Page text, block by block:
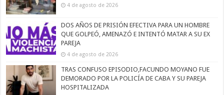
4 de agosto de 2026
DOS AÑOS DE PRISIÓN EFECTIVA PARA UN HOMBRE
QUE GOLPEÓ, AMENAZÓ E INTENTÓ MATAR A SU EX
PAREJA
4 de agosto de 2026
TRAS CONFUSO EPISODIO,FACUNDO MOYANO FUE
DEMORADO POR LA POLICÍA DE CABA Y SU PAREJA
HOSPITALIZADA